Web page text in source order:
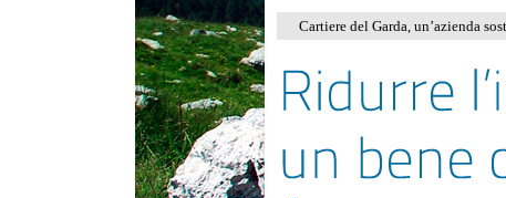
Cartiere del Garda, un’azienda